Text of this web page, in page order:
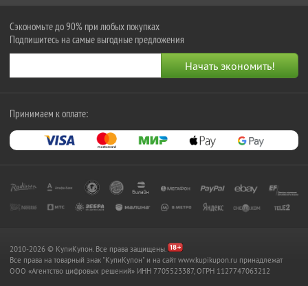
Сэкономьте до 90% при любых покупках
Подпишитесь на самые выгодные предложения
Принимаем к оплате:
2010-2026 © КупиКупон. Все права защищены.
Все права на товарный знак "КупиКупон" и на сайт www.kupikupon.ru принадлежат
OOO «Агентство цифровых решений» ИНН 7705523387, ОГРН 1127747063212